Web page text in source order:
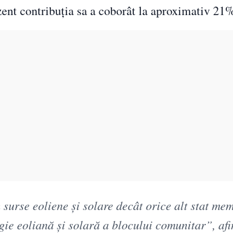
contribuția sa a coborât la aproximativ
eoliene și solare decât orice alt stat
eoliană și solară a blocului comunitar”,